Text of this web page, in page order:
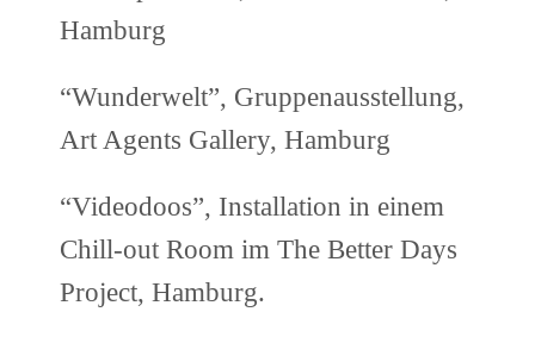
Hamburg
“Wunderwelt”, Gruppenausstellung,
Art Agents Gallery, Hamburg
“Videodoos”, Installation in einem
Chill-out Room im The Better Days
Project, Hamburg.